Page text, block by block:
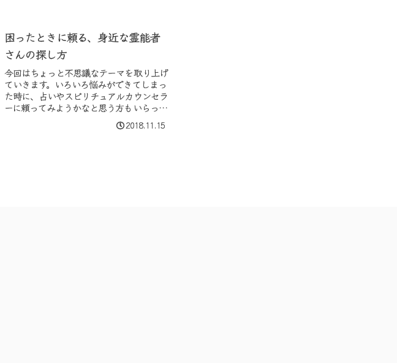
困ったときに頼る、身近な霊能者
さんの探し方
今回はちょっと不思議なテーマを取り上げ
ていきます。いろいろ悩みができてしまっ
た時に、占いやスピリチュアルカウンセラ
ーに頼ってみようかなと思う方もいらっし
ゃると思います。もちろん、私にご連絡を
頂くというのもあると思いますが、「悩み
2018.11.15